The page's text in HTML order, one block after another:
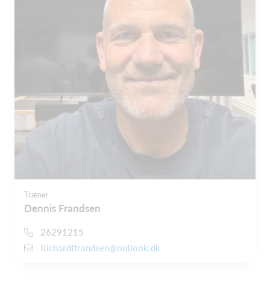
Træner
Dennis Frandsen
26291215
Richardtfrandsen@outlook.dk